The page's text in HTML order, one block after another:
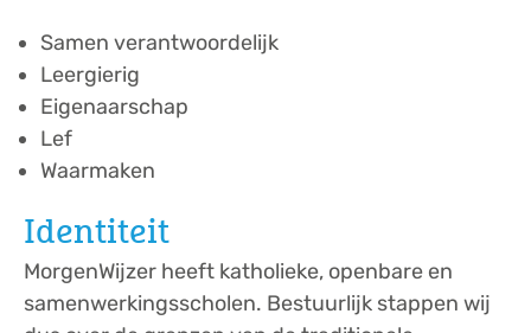
Samen verantwoordelijk
Leergierig
Eigenaarschap
Lef
Waarmaken
Identiteit
MorgenWijzer heeft katholieke, openbare en
samenwerkingsscholen. Bestuurlijk stappen wij